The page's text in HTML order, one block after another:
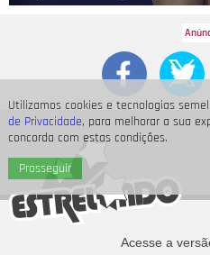
Utilizamos cookies e tecnologias
de Privacidade, para melhorar a sua
concorda com estas condições.
Prosseguir
Acesse a